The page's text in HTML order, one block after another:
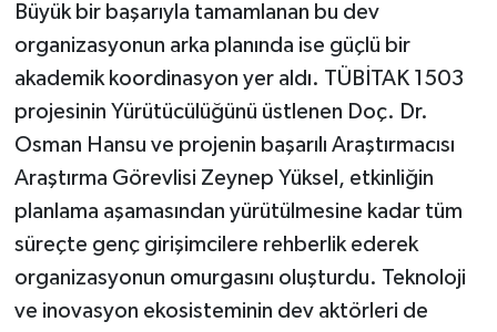
Büyük bir başarıyla tamamlanan bu dev
organizasyonun arka planında ise güçlü bir
akademik koordinasyon yer aldı. TÜBİTAK 1503
projesinin Yürütücülüğünü üstlenen Doç. Dr.
Osman Hansu ve projenin başarılı Araştırmacısı
Araştırma Görevlisi Zeynep Yüksel, etkinliğin
planlama aşamasından yürütülmesine kadar tüm
süreçte genç girişimcilere rehberlik ederek
organizasyonun omurgasını oluşturdu. Teknoloji
ve inovasyon ekosisteminin dev aktörleri de